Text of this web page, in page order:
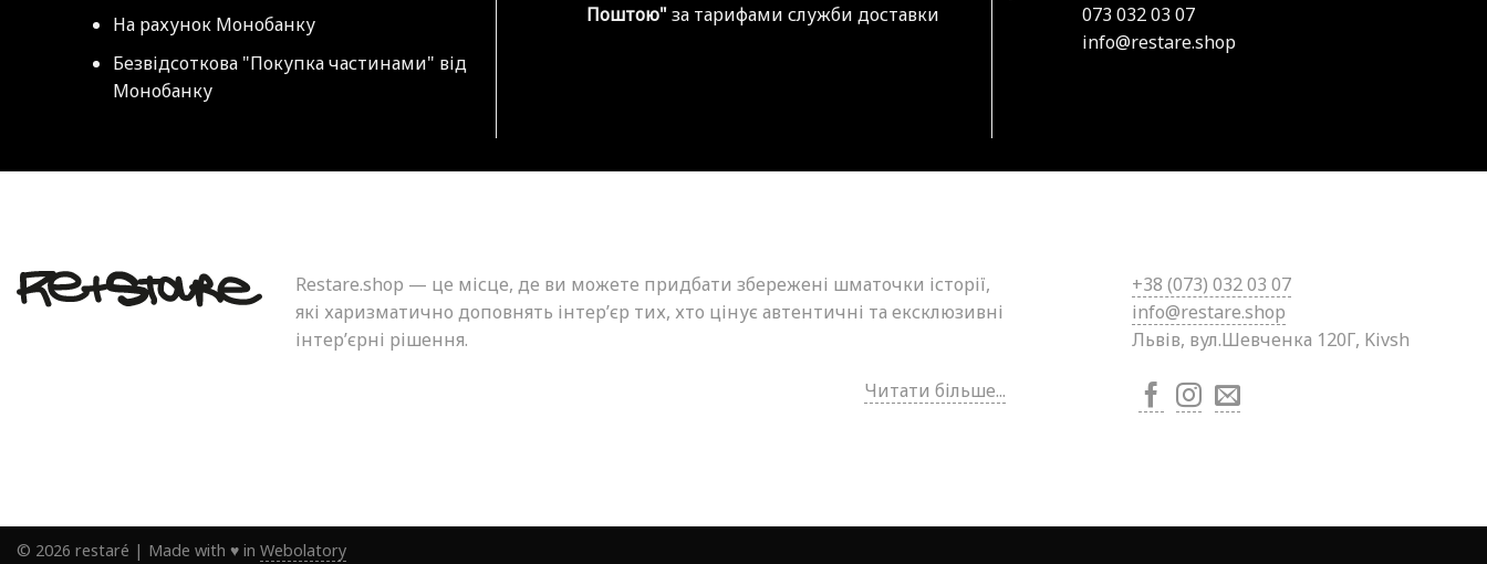
На рахунок Монобанку
Безвідсоткова "Покупка частинами" від
Монобанку
Поштою" за тарифами служби доставки
073 032 03 07
info@restare.shop
Restare.shop — це місце, де ви можете придбати збережені шматочки історії,
які харизматично доповнять інтер’єр тих, хто цінує автентичні та ексклюзивні
інтер’єрні рішення.
Читати більше...
+38 (073) 032 03 07
info@restare.shop
Львів, вул.Шевченка 120Г, Kivsh
© 2026 restaré | Made with ♥ in Webolatory